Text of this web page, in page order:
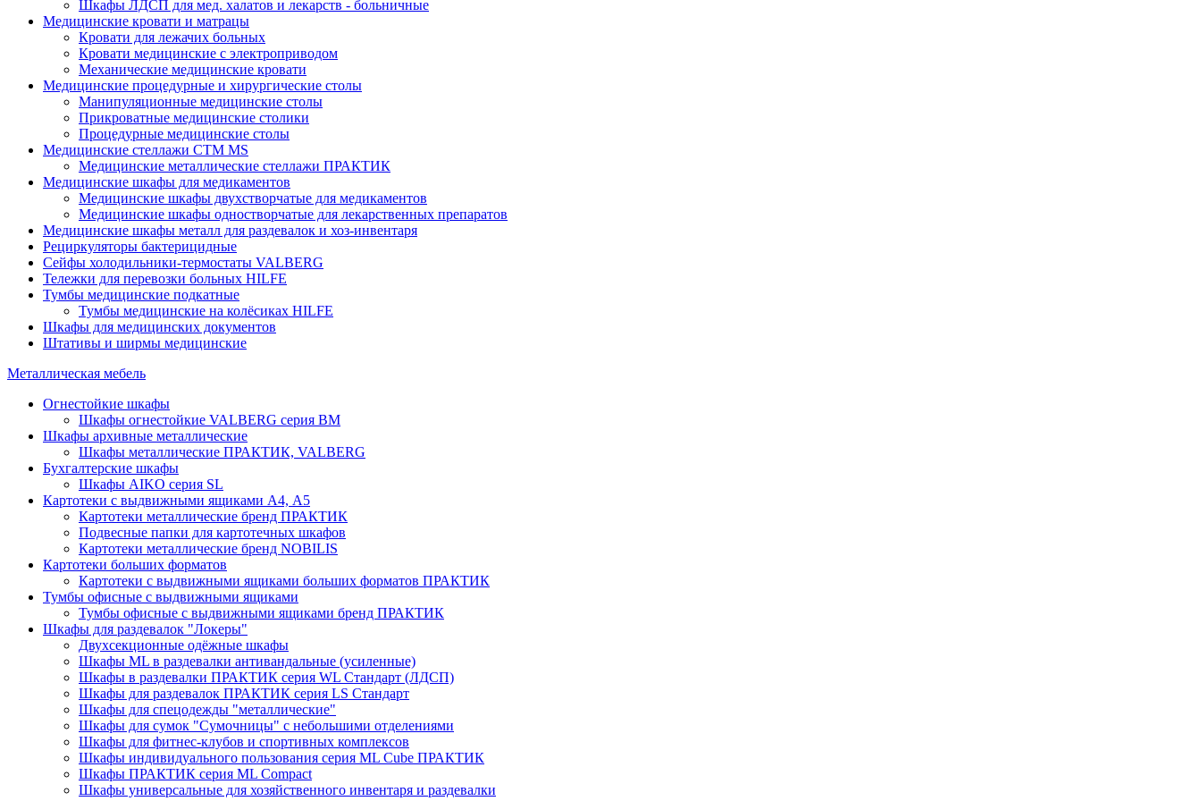
Шкафы ЛДСП для мед. халатов и лекарств - больничные
Медицинские кровати и матрацы
Кровати для лежачих больных
Кровати медицинские с электроприводом
Механические медицинские кровати
Медицинские процедурные и хирургические столы
Манипуляционные медицинские столы
Прикроватные медицинские столики
Процедурные медицинские столы
Медицинские стеллажи CTM MS
Медицинские металлические стеллажи ПРАКТИК
Медицинские шкафы для медикаментов
Медицинские шкафы двухстворчатые для медикаментов
Медицинские шкафы одностворчатые для лекарственных препаратов
Медицинские шкафы металл для раздевалок и хоз-инвентаря
Рециркуляторы бактерицидные
Сейфы холодильники-термостаты VALBERG
Тележки для перевозки больных HILFE
Тумбы медицинские подкатные
Тумбы медицинские на колёсиках HILFE
Шкафы для медицинских документов
Штативы и ширмы медицинские
Металлическая мебель
Огнестойкие шкафы
Шкафы огнестойкие VALBERG серия BM
Шкафы архивные металлические
Шкафы металлические ПРАКТИК, VALBERG
Бухгалтерские шкафы
Шкафы AIKO серия SL
Картотеки с выдвижными ящиками А4, А5
Картотеки металлические бренд ПРАКТИК
Подвесные папки для картотечных шкафов
Картотеки металлические бренд NOBILIS
Картотеки больших форматов
Картотеки с выдвижными ящиками больших форматов ПРАКТИК
Тумбы офисные с выдвижными ящиками
Тумбы офисные с выдвижными ящиками бренд ПРАКТИК
Шкафы для раздевалок "Локеры"
Двухсекционные одёжные шкафы
Шкафы ML в раздевалки антивандальные (усиленные)
Шкафы в раздевалки ПРАКТИК серия WL Стандарт (ЛДСП)
Шкафы для раздевалок ПРАКТИК серия LS Стандарт
Шкафы для спецодежды "металлические"
Шкафы для сумок "Сумочницы" с небольшими отделениями
Шкафы для фитнес-клубов и спортивных комплексов
Шкафы индивидуального пользования серия ML Cube ПРАКТИК
Шкафы ПРАКТИК серия ML Compact
Шкафы универсальные для хозяйственного инвентаря и раздевалки